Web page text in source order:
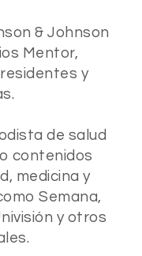
& Johnson
Mentor,
y
de salud
contenidos
medicina y
Semana,
y otros